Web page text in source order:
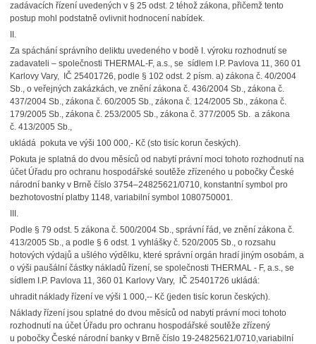
zadávacích řízení uvedených v § 25 odst. 2 téhož zákona, přičemž tento
postup mohl podstatně ovlivnit hodnocení nabídek.
II.
Za spáchání správního deliktu uvedeného v bodě I. výroku rozhodnutí se
zadavateli – společnosti THERMAL-F, a.s., se sídlem I.P. Pavlova 11, 360 01
Karlovy Vary, IČ 25401726, podle § 102 odst. 2 písm. a) zákona č. 40/2004
Sb., o veřejných zakázkách, ve znění zákona č. 436/2004 Sb., zákona č.
437/2004 Sb., zákona č. 60/2005 Sb., zákona č. 124/2005 Sb., zákona č.
179/2005 Sb., zákona č. 253/2005 Sb., zákona č. 377/2005 Sb. a zákona
č. 413/2005 Sb.,
ukládá pokuta ve výši 100 000,- Kč (sto tisíc korun českých).
Pokuta je splatná do dvou měsíců od nabytí právní moci tohoto rozhodnutí na
účet Úřadu pro ochranu hospodářské soutěže zřízeného u pobočky České
národní banky v Brně číslo 3754–24825621/0710, konstantní symbol pro
bezhotovostní platby 1148, variabilní symbol 1080750001.
III.
Podle § 79 odst. 5 zákona č. 500/2004 Sb., správní řád, ve znění zákona č.
413/2005 Sb., a podle § 6 odst. 1 vyhlášky č. 520/2005 Sb., o rozsahu
hotových výdajů a ušlého výdělku, které správní orgán hradí jiným osobám, a
o výši paušální částky nákladů řízení, se společnosti THERMAL - F, a.s., se
sídlem I.P. Pavlova 11, 360 01 Karlovy Vary, IČ 25401726 ukládá:
uhradit náklady řízení ve výši 1 000,-- Kč (jeden tisíc korun českých).
Náklady řízení jsou splatné do dvou měsíců od nabytí právní moci tohoto
rozhodnutí na účet Úřadu pro ochranu hospodářské soutěže zřízený
u pobočky České národní banky v Brně číslo 19-24825621/0710,variabilní